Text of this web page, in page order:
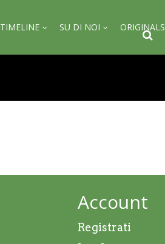
TIMELINE SU DI NOI ORIGINALS
Account
Registrati